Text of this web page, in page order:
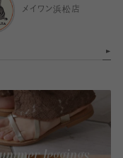
メイワン浜松店